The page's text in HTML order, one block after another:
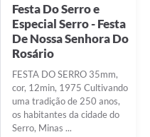
Festa Do Serro e
Especial Serro - Festa
De Nossa Senhora Do
Rosário
FESTA DO SERRO 35mm,
cor, 12min, 1975 Cultivando
uma tradição de 250 anos,
os habitantes da cidade do
Serro, Minas ...